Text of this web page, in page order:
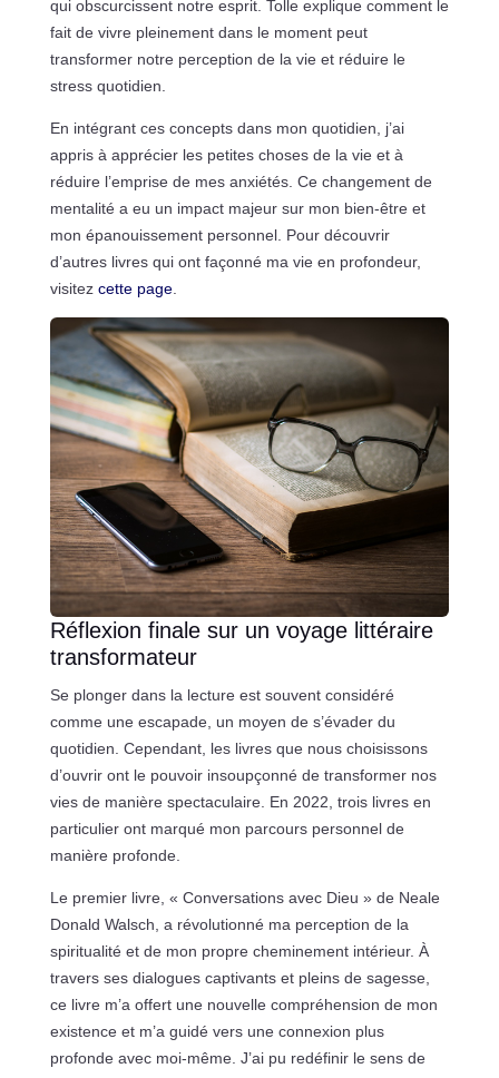
qui obscurcissent notre esprit. Tolle explique comment le
fait de vivre pleinement dans le moment peut
transformer notre perception de la vie et réduire le
stress quotidien.
En intégrant ces concepts dans mon quotidien, j’ai
appris à apprécier les petites choses de la vie et à
réduire l’emprise de mes anxiétés. Ce changement de
mentalité a eu un impact majeur sur mon bien-être et
mon épanouissement personnel. Pour découvrir
d’autres livres qui ont façonné ma vie en profondeur,
visitez cette page.
Réflexion finale sur un voyage littéraire
transformateur
Se plonger dans la lecture est souvent considéré
comme une escapade, un moyen de s’évader du
quotidien. Cependant, les livres que nous choisissons
d’ouvrir ont le pouvoir insoupçonné de transformer nos
vies de manière spectaculaire. En 2022, trois livres en
particulier ont marqué mon parcours personnel de
manière profonde.
Le premier livre, « Conversations avec Dieu » de Neale
Donald Walsch, a révolutionné ma perception de la
spiritualité et de mon propre cheminement intérieur. À
travers ses dialogues captivants et pleins de sagesse,
ce livre m’a offert une nouvelle compréhension de mon
existence et m’a guidé vers une connexion plus
profonde avec moi-même. J’ai pu redéfinir le sens de